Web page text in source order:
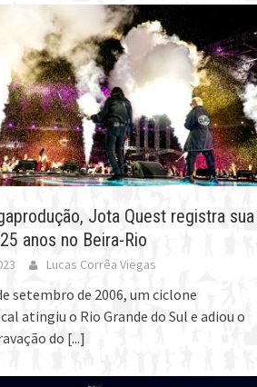
Jota Quest registra sua
anos no Beira-Rio
Lucas Corrêa Viegas
setembro de 2006, um ciclone
atingiu o Rio Grande do Sul e adiou o
do [...]